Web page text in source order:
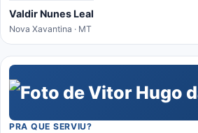
Valdir Nunes Leal
Nova Xavantina · MT
PRA QUE SERVIU?